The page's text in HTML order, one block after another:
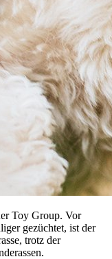
Toy Group. Vor
gezüchtet, ist der
trotz der